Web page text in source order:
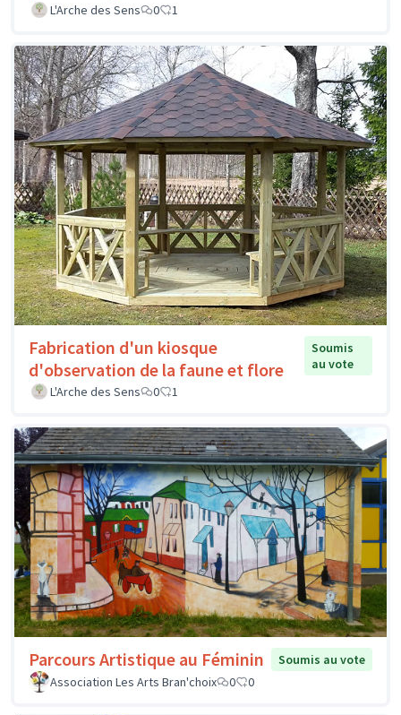
L'Arche des Sens 0 1
Fabrication d'un kiosque
d'observation de la faune et flore
Soumis
au vote
L'Arche des Sens
0 1
Parcours Artistique au Féminin
Soumis au vote
Association Les Arts Bran'choix
0 0